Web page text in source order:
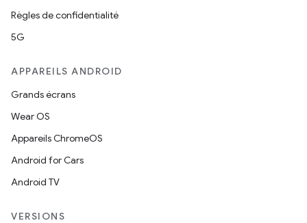
Règles de confidentialité
5G
APPAREILS ANDROID
Grands écrans
Wear OS
Appareils ChromeOS
Android for Cars
Android TV
VERSIONS